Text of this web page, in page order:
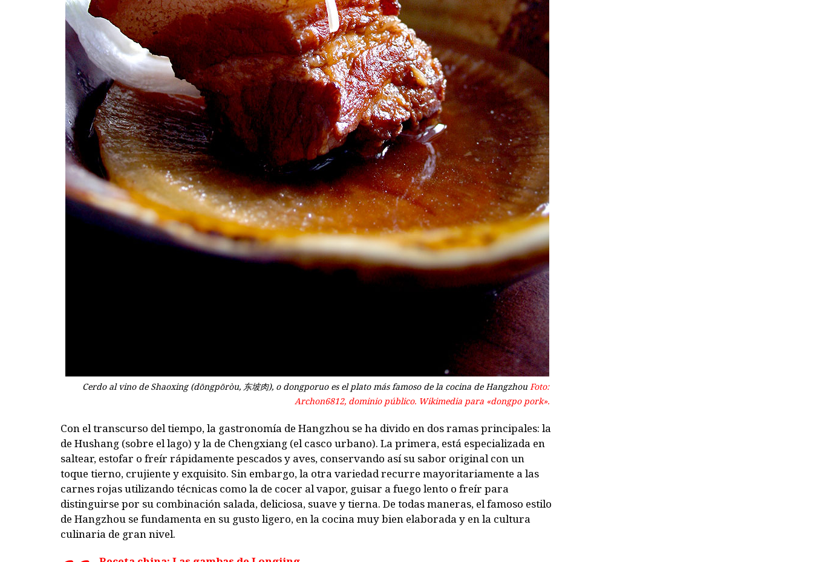
Cerdo al vino de Shaoxing (dōngpōròu, 东坡肉), o dongporuo es el plato más famoso de la cocina de HangzhouFoto:
Archon6812, dominio público. Wikimedia para «dongpo pork».
Con el transcurso del tiempo, la gastronomía de Hangzhou se ha divido en dos ramas principales: la
de Hushang (sobre el lago) y la de Chengxiang (el casco urbano). La primera, está especializada en
saltear, estofar o freír rápidamente pescados y aves, conservando así su sabor original con un
toque tierno, crujiente y exquisito. Sin embargo, la otra variedad recurre mayoritariamente a las
carnes rojas utilizando técnicas como la de cocer al vapor, guisar a fuego lento o freír para
distinguirse por su combinación salada, deliciosa, suave y tierna. De todas maneras, el famoso estilo
de Hangzhou se fundamenta en su gusto ligero, en la cocina muy bien elaborada y en la cultura
culinaria de gran nivel.